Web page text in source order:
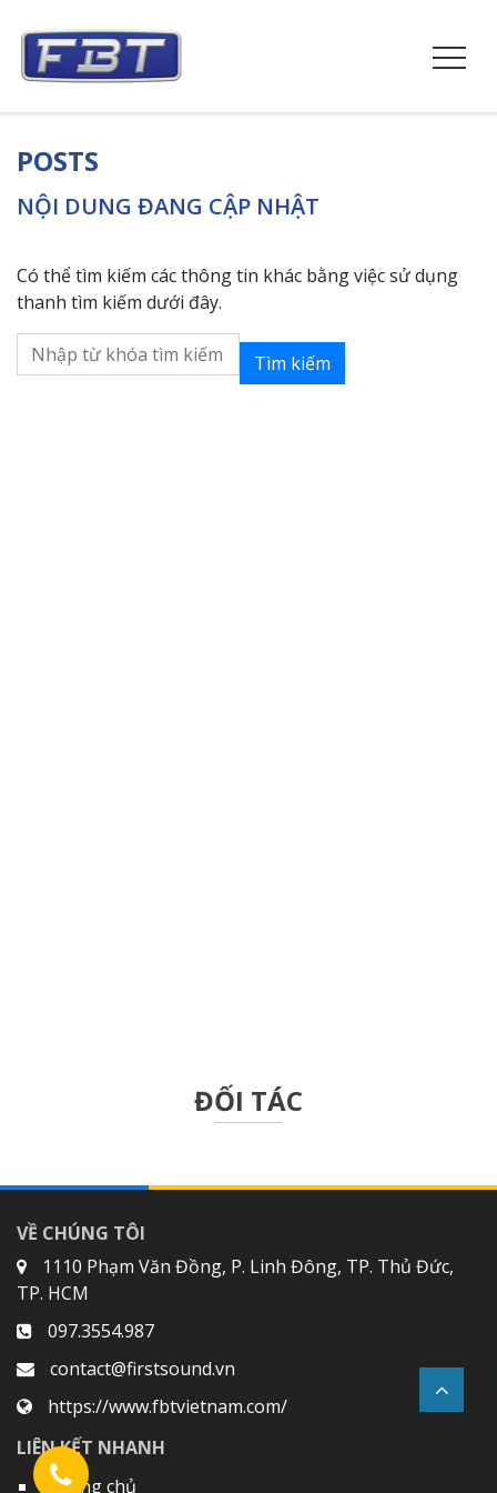
POSTS
NỘI DUNG ĐANG CẬP NHẬT
Có thể tìm kiếm các thông tin khác bằng việc sử dụng
thanh tìm kiếm dưới đây.
Tìm kiếm
ĐỐI TÁC
VỀ CHÚNG TÔI
1110 Phạm Văn Đồng, P. Linh Đông, TP. Thủ Đức,
TP. HCM
097.3554.987
contact@firstsound.vn
https://www.fbtvietnam.com/
LIÊN KẾT NHANH
Trang chủ